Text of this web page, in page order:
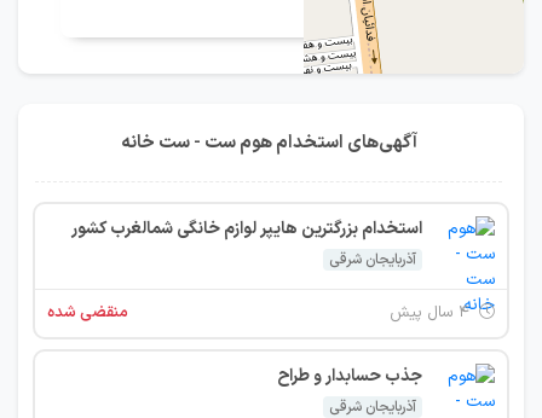
آگهی‌های استخدام هوم ست - ست خانه
استخدام بزرگترین هایپر لوازم خانگی شمالغرب کشور
آذربایجان شرقی
۴ سال پیش منقضی شده
جذب حسابدار و طراح
آذربایجان شرقی